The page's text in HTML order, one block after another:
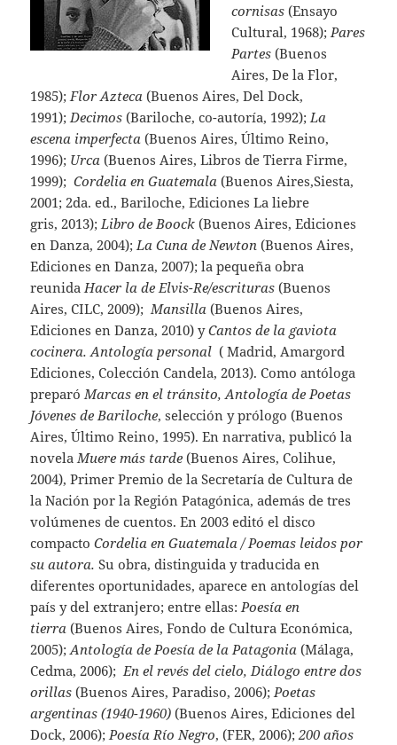
cornisas(Ensayo
Cultural, 1968);Pares
Partes (Buenos
Aires, De la Flor,
1985);Flor Azteca (Buenos Aires, Del Dock,
1991);Decimos (Bariloche, co-autoría, 1992);La
escena imperfecta(Buenos Aires, Último Reino,
1996); Urca (Buenos Aires, Libros de Tierra Firme,
1999);Cordelia en Guatemala (Buenos Aires,Siesta,
2001; 2da. ed., Bariloche, Ediciones La liebre
gris, 2013);Libro de Boock (Buenos Aires, Ediciones
en Danza, 2004);La Cuna de Newton(Buenos Aires,
Ediciones en Danza, 2007); la pequeña obra
reunidaHacer la de Elvis-Re/escrituras (Buenos
Aires, CILC, 2009);Mansilla (Buenos Aires,
Ediciones en Danza, 2010) yCantos de la gaviota
cocinera. Antología personal ( Madrid, Amargord
Ediciones, Colección Candela, 2013). Como antóloga
preparóMarcas en el tránsito, Antología de Poetas
Jóvenes de Bariloche, selección y prólogo (Buenos
Aires, Último Reino, 1995). En narrativa, publicó la
novelaMuere más tarde (Buenos Aires, Colihue,
2004), Primer Premio de la Secretaría de Cultura de
la Nación por la Región Patagónica, además de tres
volúmenes de cuentos. En 2003 editó el disco
compactoCordelia en Guatemala / Poemas leidos por
su autora.Su obra, distinguida y traducida en
diferentes oportunidades, aparece en antologías del
país y del extranjero; entre ellas:Poesía en
tierra(Buenos Aires, Fondo de Cultura Económica,
2005);Antología de Poesía de la Patagonia(Málaga,
Cedma, 2006);En el revés del cielo, Diálogo entre dos
orillas(Buenos Aires, Paradiso, 2006);Poetas
argentinas (1940-1960) (Buenos Aires, Ediciones del
Dock, 2006);Poesía Río Negro, (FER, 2006);200 años